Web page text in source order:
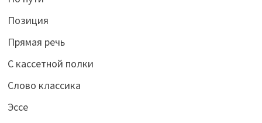
Позиция
Прямая речь
С кассетной полки
Слово классика
Эссе